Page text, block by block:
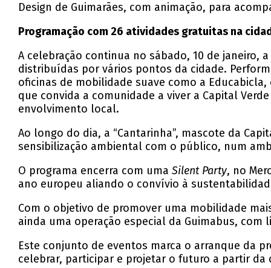
Design de Guimarães, com animação, para
Programação com 26 atividades gratuitas na
A celebração continua no sábado, 10 de janeiro,
distribuídas por vários pontos da cidade.
oficinas de mobilidade suave como a
que convida a comunidade a viver a Capital
envolvimento local.
Ao longo do dia, a “Cantarinha”, mascote da
sensibilização ambiental com o público, num
O programa encerra com umaSilent Party, no
ano europeu aliando o convívio à
Com o objetivo de promover uma mobilidade
ainda uma operação especial da Guimabus,
Este conjunto de eventos marca o arranque da
celebrar, participar e projetar o futuro a partir